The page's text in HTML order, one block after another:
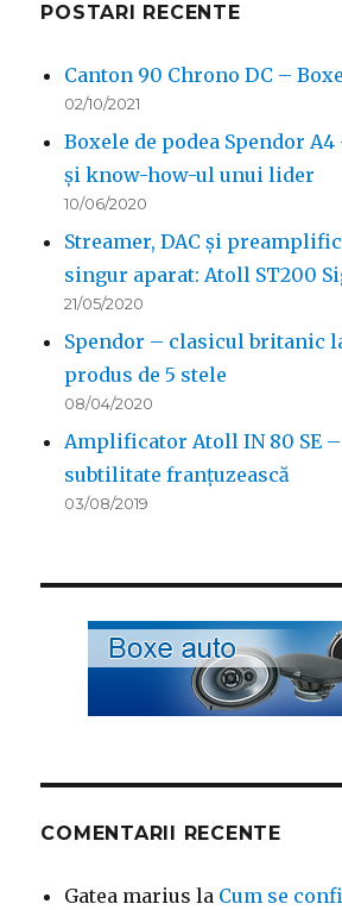
POSTARI RECENTE
Canton 90 Chrono DC –
02/10/2021
Boxele de podea Spendor
și know-how-ul unui lider
10/06/2020
Streamer, DAC și
singur aparat: Atoll ST200
21/05/2020
Spendor – clasicul britanic
produs de 5 stele
08/04/2020
Amplificator Atoll IN 80 SE
subtilitate franțuzească
03/08/2019
COMENTARII RECENTE
Gatea marius la Cum se